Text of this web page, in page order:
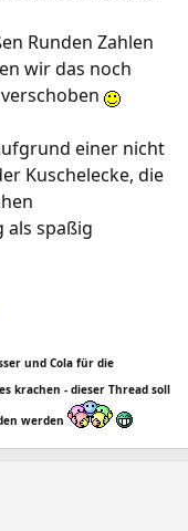
Runden Zahlen
wir das noch
einer nicht
Kuschelecke, die
spaßig
und Cola für die
krachen - dieser Thread soll
werden